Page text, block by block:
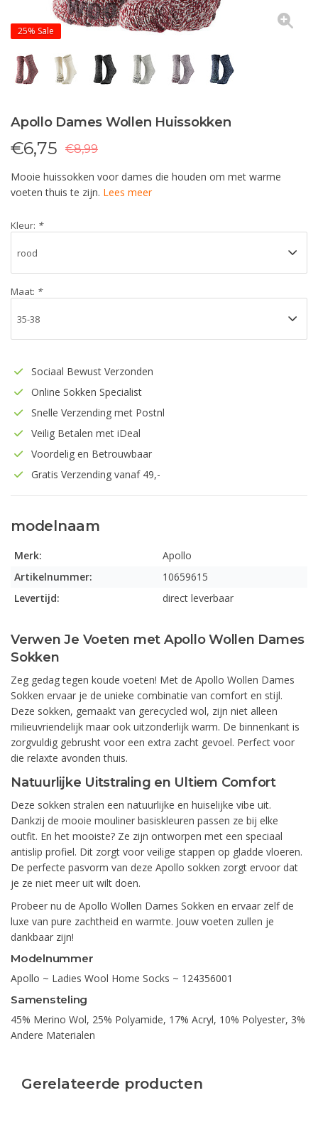
25% Sale
Apollo Dames Wollen Huissokken
€6,75 €8,99
Mooie huissokken voor dames die houden om met warme
voeten thuis te zijn. Lees meer
Kleur: *
Maat: *
Sociaal Bewust Verzonden
Online Sokken Specialist
Snelle Verzending met Postnl
Veilig Betalen met iDeal
Voordelig en Betrouwbaar
Gratis Verzending vanaf 49,-
modelnaam
Merk:
Apollo
Artikelnummer:
10659615
Levertijd:
direct leverbaar
Verwen Je Voeten met Apollo Wollen Dames
Sokken
Zeg gedag tegen koude voeten! Met de Apollo Wollen Dames
Sokken ervaar je de unieke combinatie van comfort en stijl.
Deze sokken, gemaakt van gerecycled wol, zijn niet alleen
milieuvriendelijk maar ook uitzonderlijk warm. De binnenkant is
zorgvuldig gebrusht voor een extra zacht gevoel. Perfect voor
die relaxte avonden thuis.
Natuurlijke Uitstraling en Ultiem Comfort
Deze sokken stralen een natuurlijke en huiselijke vibe uit.
Dankzij de mooie mouliner basiskleuren passen ze bij elke
outfit. En het mooiste? Ze zijn ontworpen met een speciaal
antislip profiel. Dit zorgt voor veilige stappen op gladde vloeren.
De perfecte pasvorm van deze Apollo sokken zorgt ervoor dat
je ze niet meer uit wilt doen.
Probeer nu de Apollo Wollen Dames Sokken en ervaar zelf de
luxe van pure zachtheid en warmte. Jouw voeten zullen je
dankbaar zijn!
Modelnummer
Apollo ~ Ladies Wool Home Socks ~ 124356001
Samensteling
45% Merino Wol, 25% Polyamide, 17% Acryl, 10% Polyester, 3%
Andere Materialen
Gerelateerde producten